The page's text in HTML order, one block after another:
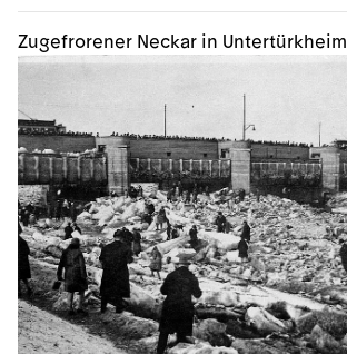
Zugefrorener Neckar in Untertürkheim